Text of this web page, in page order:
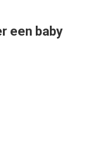
een baby